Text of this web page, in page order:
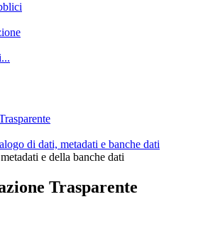
di dati, metadati e banche dati
e della banche dati
Trasparente